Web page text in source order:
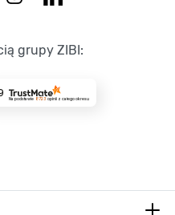
grupy ZIBI:
Na podstawie 8723 opinii z całego okresu